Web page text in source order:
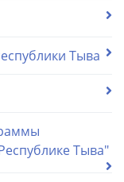
Тыва
Тыва"